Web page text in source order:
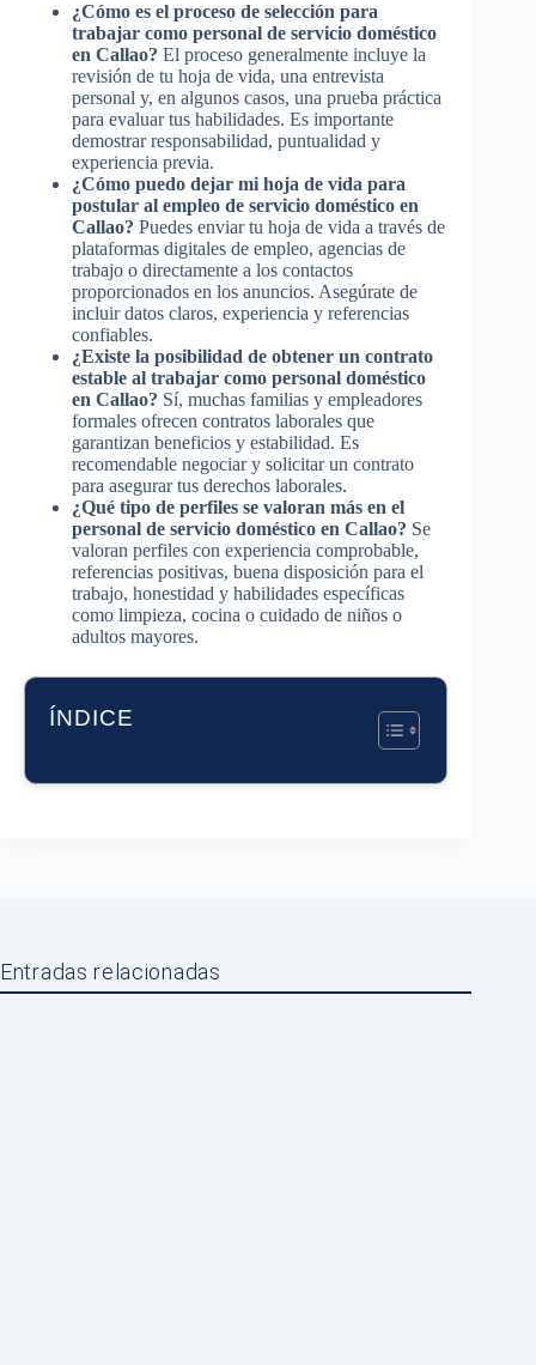
¿Cómo es el proceso de selección para
trabajar como personal de servicio doméstico
en Callao? El proceso generalmente incluye la
revisión de tu hoja de vida, una entrevista
personal y, en algunos casos, una prueba práctica
para evaluar tus habilidades. Es importante
demostrar responsabilidad, puntualidad y
experiencia previa.
¿Cómo puedo dejar mi hoja de vida para
postular al empleo de servicio doméstico en
Callao? Puedes enviar tu hoja de vida a través de
plataformas digitales de empleo, agencias de
trabajo o directamente a los contactos
proporcionados en los anuncios. Asegúrate de
incluir datos claros, experiencia y referencias
confiables.
¿Existe la posibilidad de obtener un contrato
estable al trabajar como personal doméstico
en Callao? Sí, muchas familias y empleadores
formales ofrecen contratos laborales que
garantizan beneficios y estabilidad. Es
recomendable negociar y solicitar un contrato
para asegurar tus derechos laborales.
¿Qué tipo de perfiles se valoran más en el
personal de servicio doméstico en Callao? Se
valoran perfiles con experiencia comprobable,
referencias positivas, buena disposición para el
trabajo, honestidad y habilidades específicas
como limpieza, cocina o cuidado de niños o
adultos mayores.
ÍNDICE
Entradas relacionadas